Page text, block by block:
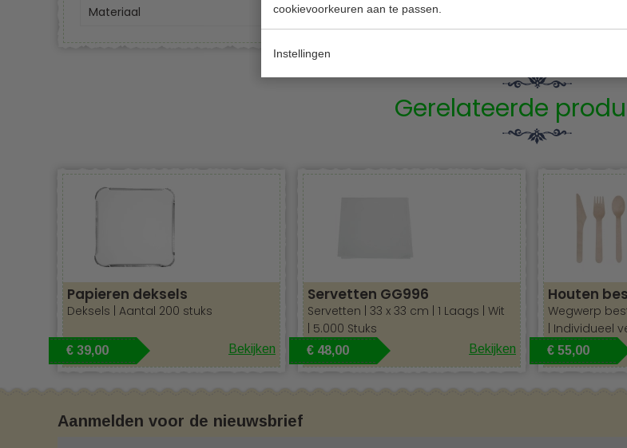
cookievoorkeuren aan te passen.
Instellingen
Materiaal
Folie
Gerelateerde
Papieren deksels
Deksels | Aantal 200 stuks
€ 39,00 Bekijken
Servetten GG996
Servetten | 33 x 33 cm | 1 Laags | Wit
| 5.000 Stuks
€ 48,00 Bekijken
Eco friendly
Houten
Wegwerp
| Individueel
€ 55,00
Aanmelden voor de nieuwsbrief